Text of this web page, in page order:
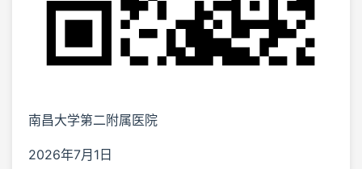
南昌大学第二附属医院
2026年7月1日